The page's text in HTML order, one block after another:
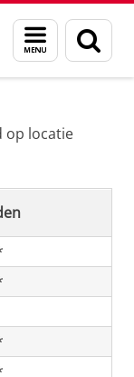
Menu
en
zoeken
op locatie